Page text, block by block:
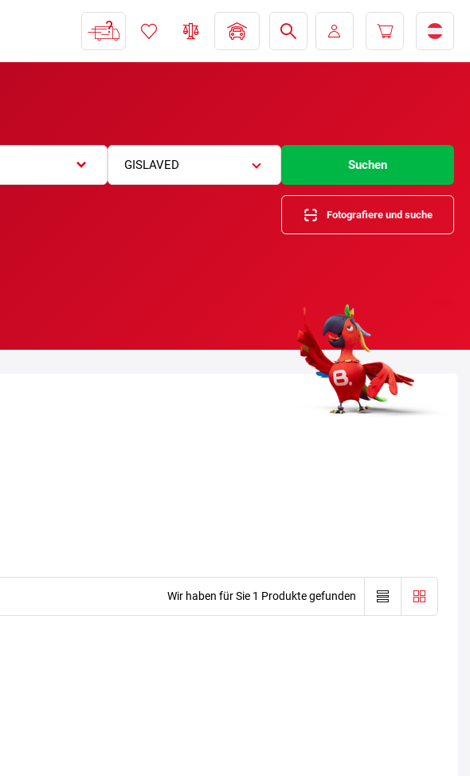
GISLAVED Suchen
Fotografiere und suche
Wir haben für Sie 1 Produkte gefunden